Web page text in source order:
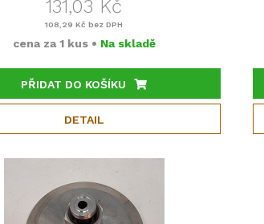
131,03 Kč
108,29 Kč bez DPH
cena za 1 kus • Na skladě
PŘIDAT DO KOŠÍKU
DETAIL